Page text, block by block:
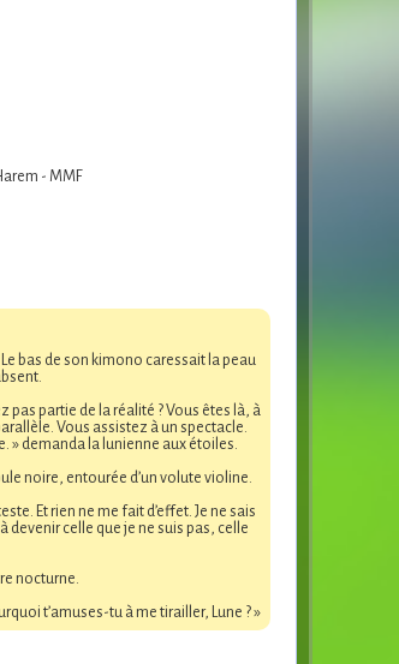
- MMF
bas de son kimono caressait la peau
pas partie de la réalité ? Vous êtes là, à
Vous assistez à un spectacle.
» demanda la lunienne aux étoiles.
noire, entourée d’un volute violine.
Et rien ne me fait d’effet. Je ne sais
devenir celle que je ne suis pas, celle
nocturne.
t’amuses-tu à me tirailler, Lune ? »